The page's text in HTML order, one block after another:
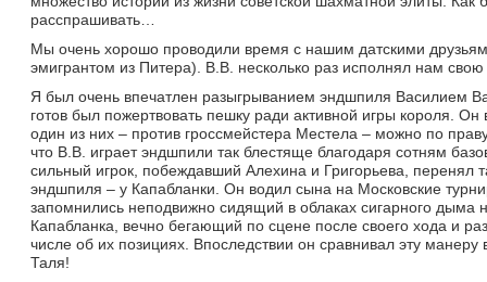
расспрашивать…
Мы очень хорошо проводили время с нашим датскими
эмигрантом из Питера). В.В. несколько раз исполнял нам
Я был очень впечатлен разыгрыванием эндшпиля Василием
готов был пожертвовать пешку ради активной игры короля.
один из них – против гроссмейстера Местела – можно по
что В.В. играет эндшпили так блестяще благодаря сотням
сильный игрок, побеждавший Алехина и Григорьева, перенял
эндшпиля – у Капабланки. Он водил сына на Московские
запомнились неподвижно сидящий в облаках сигарного дыма
Капабланка, вечно бегающий по сцене после своего хода и
числе об их позициях. Впоследствии он сравнивал эту
Таля!